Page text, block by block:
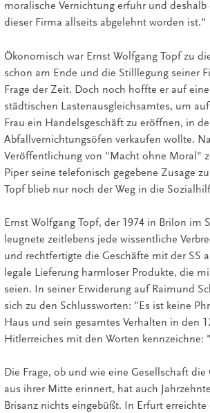
moralische Vernichtung erfuhr und
dieser Firma allseits abgelehnt worden ist."
Ökonomisch war Ernst Wolfgang Topf zu
schon am Ende und die Stilllegung seiner
Frage der Zeit. Doch noch hoffte er auf
städtischen Lastenausgleichsamtes, um
Frau ein Handelsgeschäft zu eröffnen, in
Abfallvernichtungsöfen verkaufen wollte.
Veröffentlichung von "Macht ohne Moral"
Piper seine telefonisch gegebene Zusage
Topf blieb nur noch der Weg in die
Ernst Wolfgang Topf, der 1974 in Brilon im
leugnete zeitlebens jede wissentliche
und rechtfertigte die Geschäfte mit der SS
legale Lieferung harmloser Produkte, die
seien. In seiner Erwiderung auf Raimund
sich zu den Schlussworten: "Es ist keine
Haus und sein gesamtes Verhalten in den
Hitlerreiches mit den Worten kennzeichne:
Die Frage, ob und wie eine Gesellschaft die
aus ihrer Mitte erinnert, hat auch
Brisanz nichts eingebüßt. In Erfurt